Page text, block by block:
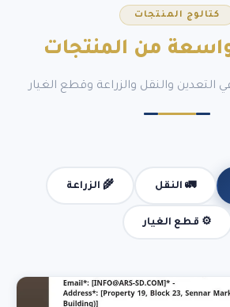
كتالوج المنتجات
من المنتجات
🚛 النقل 🌾 الزراعة
⚙️ قطع الغيار